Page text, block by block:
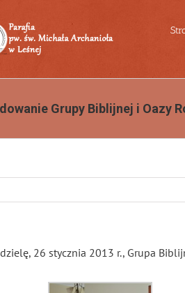
Grupy Biblijnej i Oazy
26 stycznia 2013 r., Grupa